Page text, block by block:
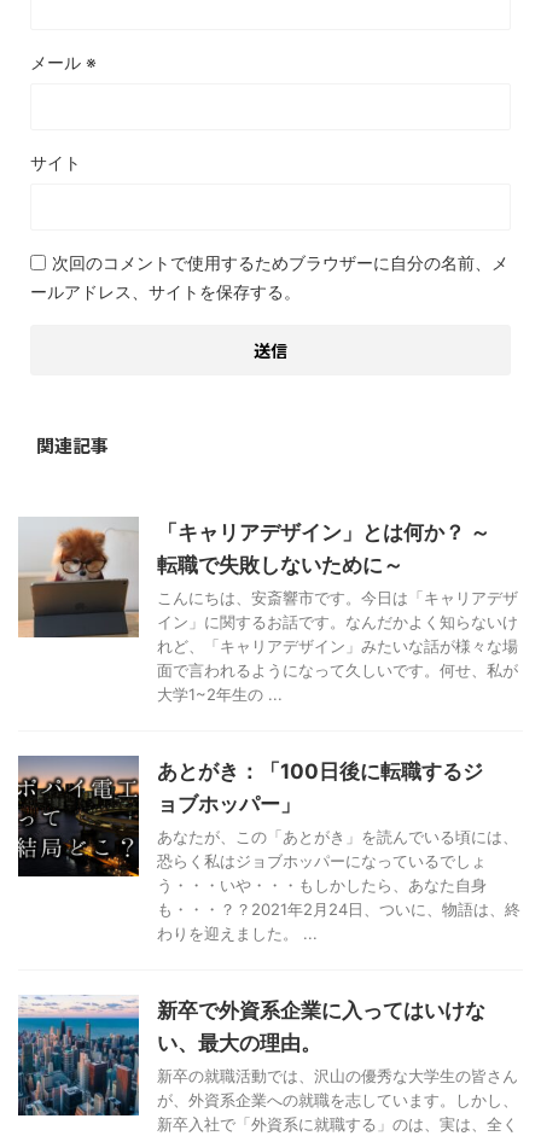
メール ※
サイト
次回のコメントで使用するためブラウザーに自分の名前、メ
ールアドレス、サイトを保存する。
関連記事
「キャリアデザイン」とは何か？ ～
転職で失敗しないために～
こんにちは、安斎響市です。今日は「キャリアデザ
イン」に関するお話です。なんだかよく知らないけ
れど、「キャリアデザイン」みたいな話が様々な場
面で言われるようになって久しいです。何せ、私が
大学1~2年生の ...
あとがき：「100日後に転職するジ
ョブホッパー」
あなたが、この「あとがき」を読んでいる頃には、
恐らく私はジョブホッパーになっているでしょ
う・・・いや・・・もしかしたら、あなた自身
も・・・？？2021年2月24日、ついに、物語は、終
わりを迎えました。 ...
新卒で外資系企業に入ってはいけな
い、最大の理由。
新卒の就職活動では、沢山の優秀な大学生の皆さん
が、外資系企業への就職を志しています。しかし、
新卒入社で「外資系に就職する」のは、実は、全く